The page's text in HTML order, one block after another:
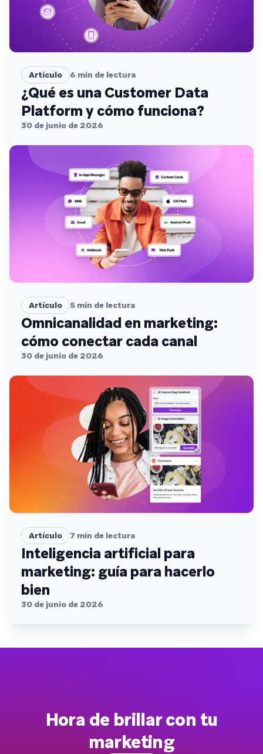
Artículo 6 min de lectura
¿Qué es una Customer Data
Platform y cómo funciona?
30 de junio de 2026
Artículo 5 min de lectura
Omnicanalidad en marketing:
cómo conectar cada canal
30 de junio de 2026
Artículo 7 min de lectura
Inteligencia artificial para
marketing: guía para hacerlo
bien
30 de junio de 2026
Hora de brillar con tu
marketing